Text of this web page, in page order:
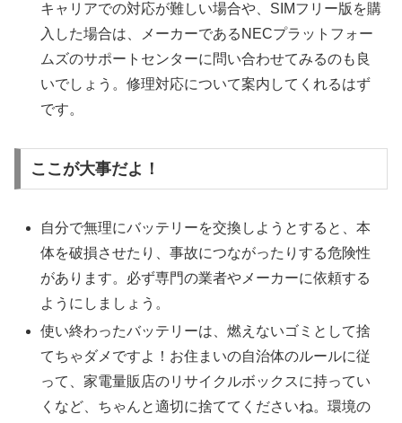
キャリアでの対応が難しい場合や、SIMフリー版を購
入した場合は、メーカーであるNECプラットフォー
ムズのサポートセンターに問い合わせてみるのも良
いでしょう。修理対応について案内してくれるはず
です。
ここが大事だよ！
自分で無理にバッテリーを交換しようとすると、本
体を破損させたり、事故につながったりする危険性
があります。必ず専門の業者やメーカーに依頼する
ようにしましょう。
使い終わったバッテリーは、燃えないゴミとして捨
てちゃダメですよ！お住まいの自治体のルールに従
って、家電量販店のリサイクルボックスに持ってい
くなど、ちゃんと適切に捨ててくださいね。環境の